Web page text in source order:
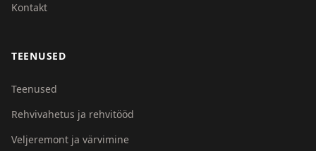
Kontakt
TEENUSED
Teenused
Rehvivahetus ja rehvitööd
Veljeremont ja värvimine